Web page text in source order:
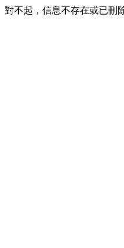
對不起，信息不存在或已刪除